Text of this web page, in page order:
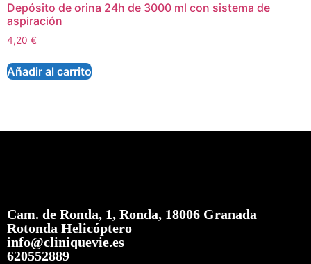
Depósito de orina 24h de 3000 ml con sistema de
aspiración
4,20 €
Añadir al carrito
Cam. de Ronda, 1, Ronda, 18006 Granada
Rotonda Helicóptero
info@cliniquevie.es
620552889